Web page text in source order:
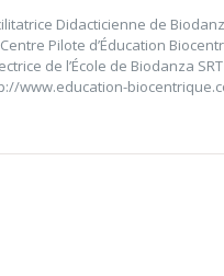
Didacticienne de
Pilote d’Éducation
de l’École de Biodanza
www.education-